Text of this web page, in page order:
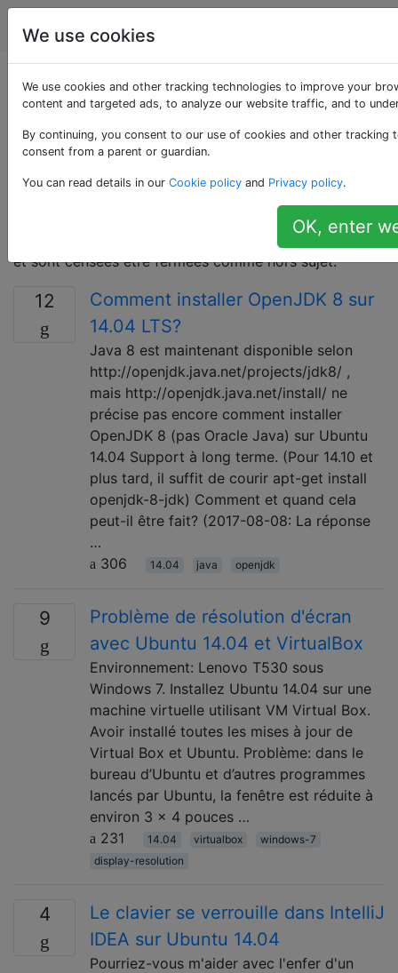
Ubuntu
Questions marquées
«14.04»
Cinquième version LTS (Long Term Support) d'Ubuntu,
sa fin de vie (EOL) en avril 2019. Les questions
spécifiques au 14.04 ne sont plus prises en charge ici
et sont censées être fermées comme hors sujet.
12
Comment installer OpenJDK 8 sur
14.04 LTS?
Java 8 est maintenant disponible selon
http://openjdk.java.net/projects/jdk8/ ,
mais http://openjdk.java.net/install/ ne
précise pas encore comment installer
OpenJDK 8 (pas Oracle Java) sur Ubuntu
14.04 Support à long terme. (Pour 14.10 et
plus tard, il suffit de courir apt-get install
openjdk-8-jdk) Comment et quand cela
peut-il être fait? (2017-08-08: La réponse
…
306
14.04 java openjdk
9
Problème de résolution d'écran
avec Ubuntu 14.04 et VirtualBox
Environnement: Lenovo T530 sous
Windows 7. Installez Ubuntu 14.04 sur une
machine virtuelle utilisant VM Virtual Box.
Avoir installé toutes les mises à jour de
Virtual Box et Ubuntu. Problème: dans le
bureau d’Ubuntu et d’autres programmes
lancés par Ubuntu, la fenêtre est réduite à
environ 3 x 4 pouces …
231
14.04 virtualbox
windows-7
display-resolution
4
Le clavier se verrouille dans IntelliJ
IDEA sur Ubuntu 14.04
Pourriez-vous m'aider avec l'enfer d'un
We use cookies
We use cookies and other tracking technologies to improve your
content and targeted ads, to analyze our website traffic, and to
By continuing, you consent to our use of cookies and other
consent from a parent or guardian.
You can read details in our Cookie policy and Privacy policy.
OK, enter